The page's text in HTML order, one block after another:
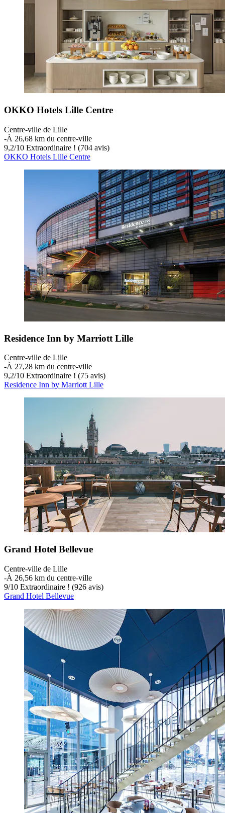
OKKO Hotels Lille Centre
Centre-ville de Lille
‐À 26,68 km du centre-ville
9,2/10 Extraordinaire ! (704 avis)
OKKO Hotels Lille Centre
Residence Inn by Marriott Lille
Centre-ville de Lille
‐À 27,28 km du centre-ville
9,2/10 Extraordinaire ! (75 avis)
Residence Inn by Marriott Lille
Grand Hotel Bellevue
Centre-ville de Lille
‐À 26,56 km du centre-ville
9/10 Extraordinaire ! (926 avis)
Grand Hotel Bellevue